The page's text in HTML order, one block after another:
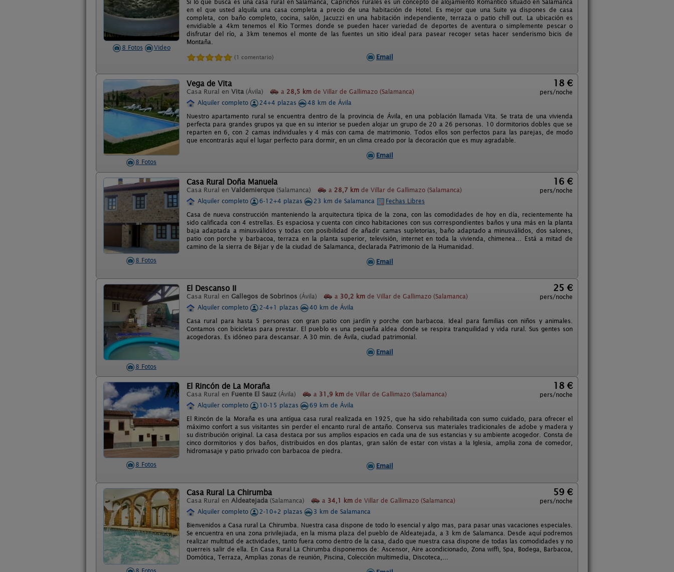
8 Fotos Video
Si lo que busca es una casa rural en Salamanca, Caprichos rurales es un concepto de alojamiento Romantico situado en Salamanca
en el que usted alquila una casa completa a precio de una habitación de Hotel. Es mejor que una Suite ya dispones de casa
completa, con baño completo, cocina, salón, Jacuzzi en una habitación independiente, terraza o patio chill out. La ubicación es
envidiable a 4km tenemos el Río Tormes donde se pueden hacer variedad de deportes de aventura o simplemente pescar o
disfrutar del río, a 3km tenemos el monte de las fuentes un sitio ideal para pasear recoger setas hacer senderismo bicis de
Montaña.
(1 comentario) Email
8 Fotos
Vega de Vita
Casa Rural en Vita (Ávila) a 28,5 km de Villar de Gallimazo (Salamanca)
18 €
pers/noche
Alquiler completo
24+4 plazas
48 km de Ávila
Nuestro apartamento rural se encuentra dentro de la provincia de Ávila, en una población llamada Vita. Se trata de una vivienda
perfecta para grandes grupos ya que en su interior se pueden alojar un grupo de 20 a 26 personas. 10 dormitorios dobles que se
reparten en 6, con 2 camas individuales y 4 más con cama de matrimonio. Todos ellos son perfectos para las parejas, de modo
que encontrarás aquí el lugar perfecto para dormir, en un clima creado por la decoración que es muy agradable.
Email
8 Fotos
Casa Rural Doña Manuela
Casa Rural en Valdemierque (Salamanca) a 28,7 km de Villar de Gallimazo (Salamanca)
16 €
pers/noche
Alquiler completo
6-12+4 plazas 23 km de Salamanca
Fechas Libres
Casa de nueva construcción manteniendo la arquitectura típica de la zona, con las comodidades de hoy en día, recientemente ha
sido calificada con 4 estrellas. Es espaciosa y cuenta con cinco habitaciones con sus correspondientes baños y una más en la planta
baja adaptada a minusválidos y todas con posibilidad de añadir camas supletorias, baño adaptado a minusválidos, dos salones,
patio con porche y barbacoa, terraza en la planta superior, televisión, internet en toda la vivienda, chimenea... Está a mitad de
camino de la sierra de Béjar y de la ciudad de Salamanca, declarada Patrimonio de la Humanidad.
Email
8 Fotos
El Descanso II
Casa Rural en Gallegos de Sobrinos (Ávila) a 30,2 km de Villar de Gallimazo (Salamanca)
25 €
pers/noche
Alquiler completo
2-4+1 plazas
40 km de Ávila
Casa rural para hasta 5 personas con gran patio con jardín y porche con barbacoa. Ideal para familias con niños y animales.
Contamos con bicicletas para prestar. El pueblo es una pequeña aldea donde se respira tranquilidad y vida rural. Sus gentes son
acogedoras. Es idóneo para descansar. A 30 min. de Ávila, ciudad patrimonial.
Email
8 Fotos
El Rincón de La Moraña
Casa Rural en Fuente El Sauz (Ávila) a 31,9 km de Villar de Gallimazo (Salamanca)
18 €
pers/noche
Alquiler completo
10-15 plazas
69 km de Ávila
El Rincón de la Moraña es una antígua casa rural realizada en 1925, que ha sido rehabilitada con sumo cuidado, para ofrecer el
máximo confort a sus visitantes sin perder el encanto rural de antaño. Conserva sus materiales tradicionales de adobe y madera y
su distribución original. La casa destaca por sus amplios espacios en cada una de sus estancias y su ambiente acogedor. Consta de
cinco dormitorios y dos baños, distribuidos en dos plantas, gran salón de estar con vistas a la Iglesia, amplia zona de comedor,
hidromasaje y patio privado con barbacoa de piedra.
Email
Casa Rural La Chirumba
Casa Rural en Aldeatejada (Salamanca) a 34,1 km de Villar de Gallimazo (Salamanca)
59 €
pers/noche
Alquiler completo
2-10+2 plazas
3 km de Salamanca
Bienvenidos a Casa rural La Chirumba. Nuestra casa dispone de todo lo esencial y algo mas, para pasar unas vacaciones especiales.
Se encuentra en una zona privilejiada, en la misma plaza del pueblo de Aldeatejada, a 3 km de Salamanca. Desde aquí podremos
realizar multitud de actividades, tanto fuera como dentro de la casa, dado que nuestra casa dispone de todas las comodidades y no
querreis salir de ella. En Casa Rural La Chirumba disponemos de: Ascensor, Aire acondicionado, Zona wiffi, Spa, Bodega, Barbacoa,
Domótica, Terraza, Amplias zonas de reunión, Piscina, Colección multimedia, Discoteca,...